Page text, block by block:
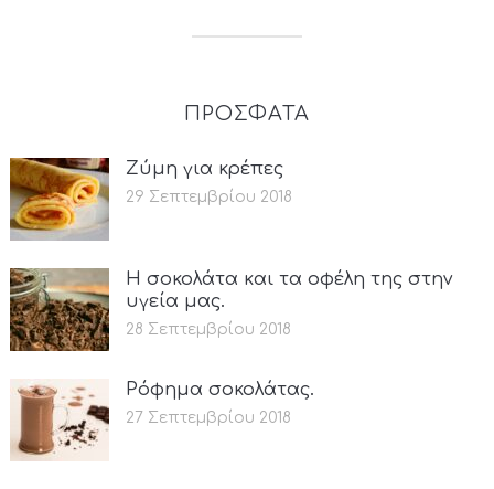
ΠΡΟΣΦΑΤΑ
Ζύμη για κρέπες
29 Σεπτεμβρίου 2018
Η σοκολάτα και τα οφέλη της στην
υγεία μας.
28 Σεπτεμβρίου 2018
Ρόφημα σοκολάτας.
27 Σεπτεμβρίου 2018